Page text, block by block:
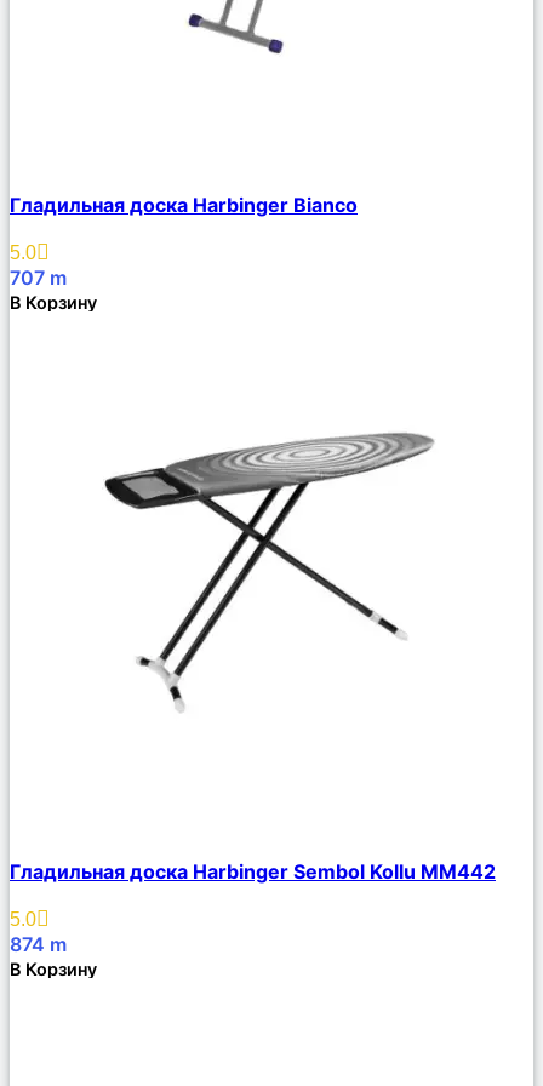
Описание
Избранное
Гладильная доска Harbinger Bianco
5.0
707 m
В Корзину
Описание
Избранное
Гладильная доска Harbinger Sembol Kollu MM442
5.0
874 m
В Корзину